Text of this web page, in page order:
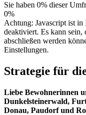
Sie haben 0% dieser
0%
Achtung: Javascript ist in
deaktiviert. Es kann sein,
abschließen werden
Einstellungen.
Strategie für
Liebe Bewohnerinnen
Dunkelsteinerwald,
Donau, Paudorf und